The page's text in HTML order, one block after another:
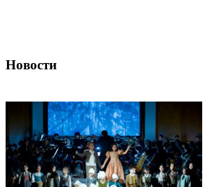
Новости